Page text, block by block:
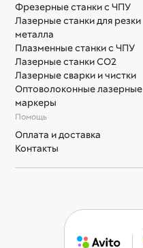
Помощь
Оплата и доставка
Контакты
Фрезерные станки с ЧПУ
Лазерные станки для резки
металла
Плазменные станки с ЧПУ
Лазерные станки СО2
Лазерные сварки и чистки
Оптоволоконные лазерные
маркеры